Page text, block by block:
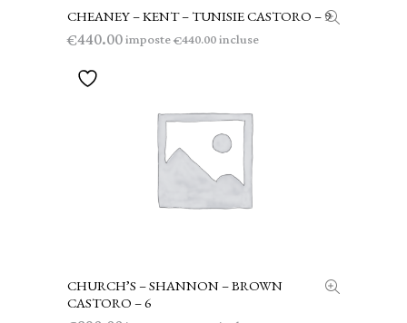
LEGGI TUTTO
CHEANEY – KENT – TUNISIE CASTORO – 9
€440.00imposte€440.00incluse
AGGIUNGI AL CARRELLO
CHURCH’S – SHANNON – BROWN
CASTORO – 6